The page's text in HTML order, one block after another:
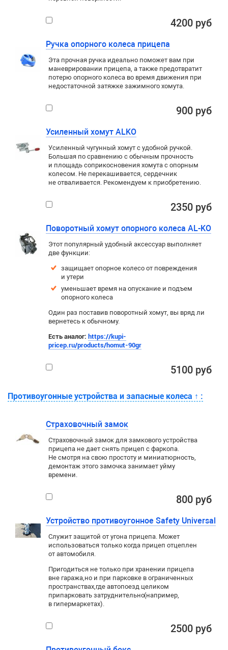
4200 руб
Ручка опорного колеса прицепа
Эта прочная ручка идеально поможет вам при
маневрировании прицепа, а также предотвратит
потерю опорного колеса во время движения при
недостаточной затяжке зажимного хомута.
900 руб
Усиленный хомут ALKO
Усиленный чугунный хомут с удобной ручкой.
Большая по сравнению с обычным прочность
и площадь соприкосновения хомута с опорным
колесом. Не перекашивается, сердечник
не отваливается. Рекомендуем к приобретению.
2350 руб
Поворотный хомут опорного колеса AL-KO
Этот популярный удобный аксессуар выполняет
две функции:
защищает опорное колесо от повреждения
и утери
уменьшает время на опускание и подъем
опорного колеса
Один раз поставив поворотный хомут, вы вряд ли
вернетесь к обычному.
Есть аналог: https://kupi-
pricep.ru/products/homut-90gr
5100 руб
Противоугонные устройства и запасные колеса ↑ :
Страховочный замок
Страховочный замок для замкового устройства
прицепа не дает снять прицеп с фаркопа.
Не смотря на свою простоту и миниатюрность,
демонтаж этого замочка занимает уйму
времени.
800 руб
Устройство противоугонное Safety Universal
Служит защитой от угона прицепа. Может
использоваться только когда прицеп отцеплен
от автомобиля.
Пригодиться не только при хранении прицепа
вне гаража,но и при парковке в ограниченных
пространствах,где автопоезд целиком
припарковать затруднительно(например,
в гипермаркетах).
2500 руб